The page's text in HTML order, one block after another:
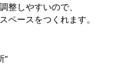
整しやすいので、
ペースをつくれます。
”